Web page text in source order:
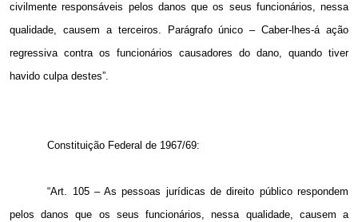
civilmente responsáveis pelos danos que os seus funcionários, nessa
qualidade, causem a terceiros. Parágrafo único – Caber-lhes-á ação
regressiva contra os funcionários causadores do dano, quando tiver
havido culpa destes”.
Constituição Federal de 1967/69:
“Art. 105 – As pessoas jurídicas de direito público respondem
pelos danos que os seus funcionários, nessa qualidade, causem a